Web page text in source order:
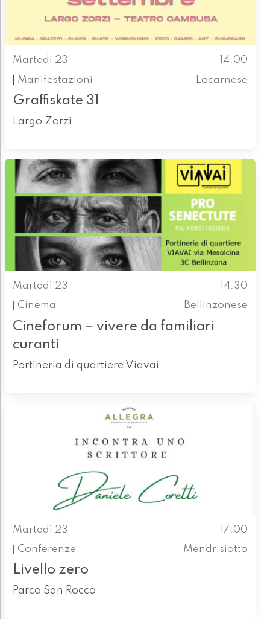
Martedì 23
14.00
Manifestazioni
Locarnese
Graffiskate 31
Largo Zorzi
Martedì 23
14.30
Cinema
Bellinzonese
Cineforum – vivere da familiari
curanti
Portineria di quartiere Viavai
Martedì 23
17.00
Conferenze
Mendrisiotto
Livello zero
Parco San Rocco